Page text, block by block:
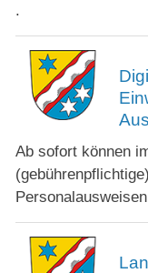
.
Ab sofort können